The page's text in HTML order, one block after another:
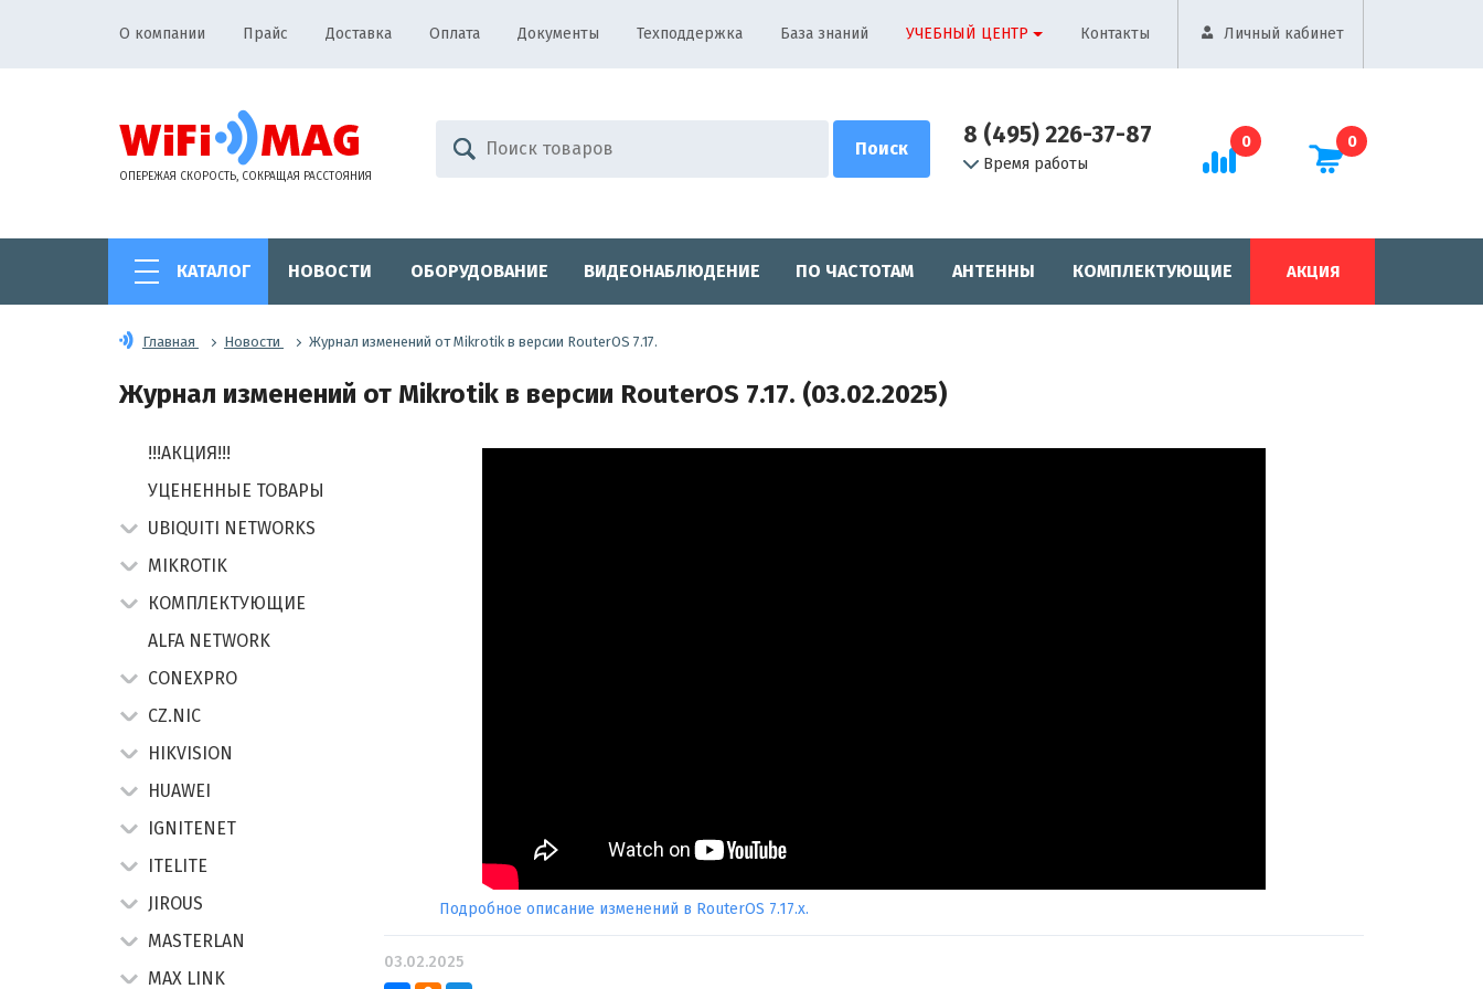
О компании Прайс Доставка Оплата Документы Техподдержка База знаний УЧЕБНЫЙ ЦЕНТР Контакты Личный кабинет
ОПЕРЕЖАЯ СКОРОСТЬ, СОКРАЩАЯ РАССТОЯНИЯ
8 (495) 226-37-87
Время работы
0 0
КАТАЛОГ НОВОСТИ ОБОРУДОВАНИЕ ВИДЕОНАБЛЮДЕНИЕ ПО ЧАСТОТАМ АНТЕННЫ КОМПЛЕКТУЮЩИЕ АКЦИЯ
Главная Новости Журнал изменений от Mikrotik в версии RouterOS 7.17.
Журнал изменений от Mikrotik в версии RouterOS 7.17. (03.02.2025)
Подробное описание изменений в RouterOS 7.17.x.
03.02.2025
!!!АКЦИЯ!!!
УЦЕНЕННЫЕ ТОВАРЫ
UBIQUITI NETWORKS
MIKROTIK
КОМПЛЕКТУЮЩИЕ
ALFA NETWORK
CONEXPRO
CZ.NIC
HIKVISION
HUAWEI
IGNITENET
ITELITE
JIROUS
MASTERLAN
MAX LINK